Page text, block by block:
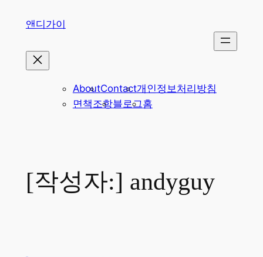
앤디가이
AboutContact개인정보처리방침
면책조항블로그홈
[작성자:] andyguy